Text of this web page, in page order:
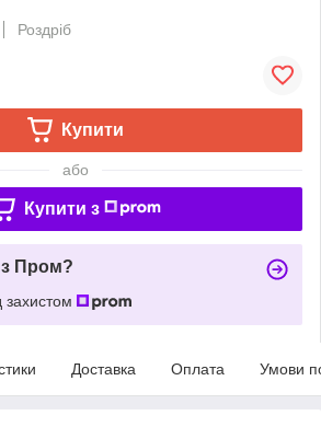
Роздріб
Купити
або
Купити з
з Пром?
захистом
Доставка Оплата Умови